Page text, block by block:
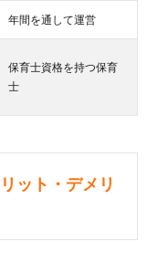
年間を通して運営
保育士資格を持つ保育
士
ット・デメリ